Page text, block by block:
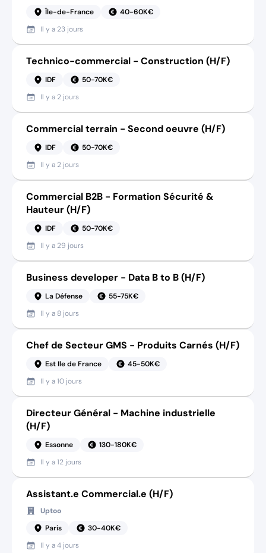
Île-de-France
40-60K€
Il y a 23 jours
Technico-commercial - Construction (H/F)
IDF
50-70K€
Il y a 2 jours
Commercial terrain - Second oeuvre (H/F)
IDF
50-70K€
Il y a 2 jours
Commercial B2B - Formation Sécurité &
Hauteur (H/F)
IDF
50-70K€
Il y a 29 jours
Business developer - Data B to B (H/F)
La Défense
55-75K€
Il y a 8 jours
Chef de Secteur GMS - Produits Carnés (H/F)
Est Ile de France
45-50K€
Il y a10 jours
Directeur Général - Machine industrielle
(H/F)
Essonne
130-180K€
Il y a12 jours
Assistant.e Commercial.e (H/F)
Uptoo
Paris
30-40K€
Il y a4 jours